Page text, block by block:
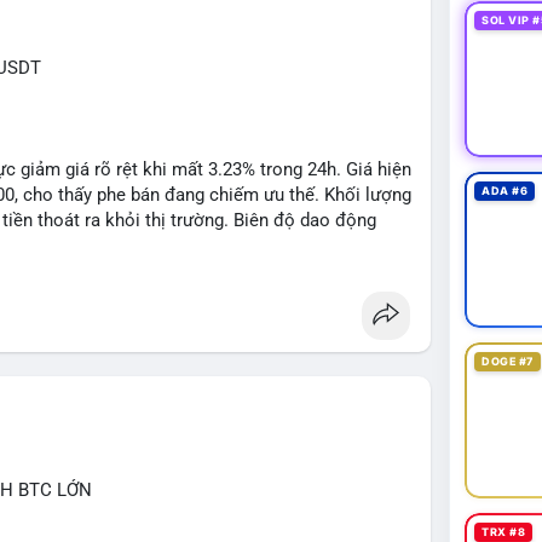
giảm giá rõ rệt khi mất 3.23% trong 24h. Giá hiện
cho thấy phe bán đang chiếm ưu thế. Khối lượng
thoát ra khỏi thị trường. Biên độ dao động
TP2: $6.2800
nghị tối đa 2-3% tổng vốn, đặt SL cứng ngay
biến động bất thường.
BTC LỚN
SOL VIP
ADA #6
DOGE #7
TRX #8